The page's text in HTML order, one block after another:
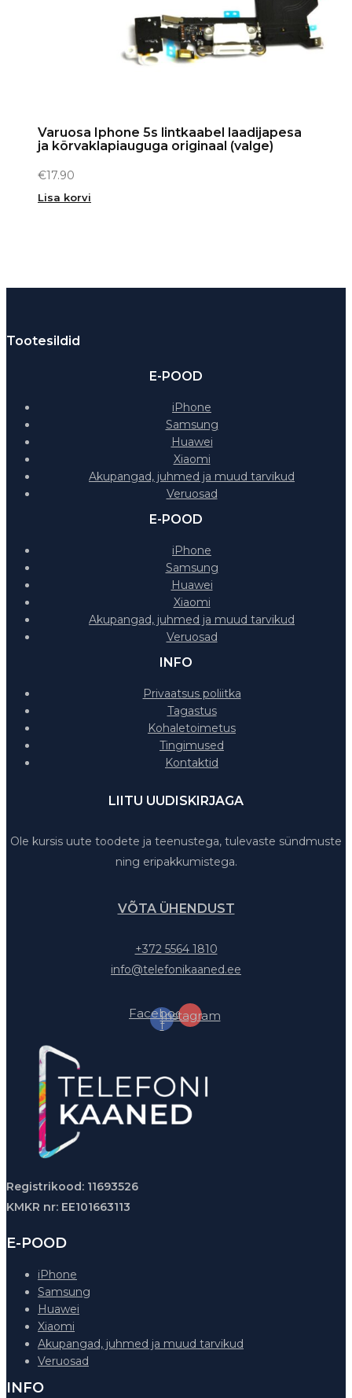
Varuosa Iphone 5s lintkaabel laadijapesa
ja kõrvaklapiauguga originaal (valge)
€17.90
Lisa korvi
Tootesildid
E-POOD
iPhone
Samsung
Huawei
Xiaomi
Akupangad, juhmed ja muud tarvikud
Veruosad
E-POOD
iPhone
Samsung
Huawei
Xiaomi
Akupangad, juhmed ja muud tarvikud
Veruosad
INFO
Privaatsus poliitka
Tagastus
Kohaletoimetus
Tingimused
Kontaktid
LIITU UUDISKIRJAGA
Ole kursis uute toodete ja teenustega, tulevaste sündmuste
ning eripakkumistega.
VÕTA ÜHENDUST
+372 5564 1810
info@telefonikaaned.ee
Facebook-
f
Instagram
Registrikood: 11693526
KMKR nr: EE101663113
E-POOD
iPhone
Samsung
Huawei
Xiaomi
Akupangad, juhmed ja muud tarvikud
Veruosad
INFO